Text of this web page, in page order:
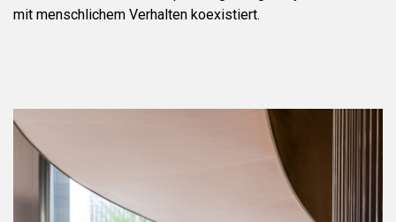
mit menschlichem Verhalten koexistiert.